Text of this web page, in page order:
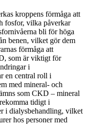
kroppens förmåga att
fosfor, vilka påverkar
bli för höga
benen, vilket gör dem
förmåga att
som är viktigt för
i
en central roll i
med mineral- och
som CKD – mineral
tidigt i
i dialysbehandling, vilket
hos personer med